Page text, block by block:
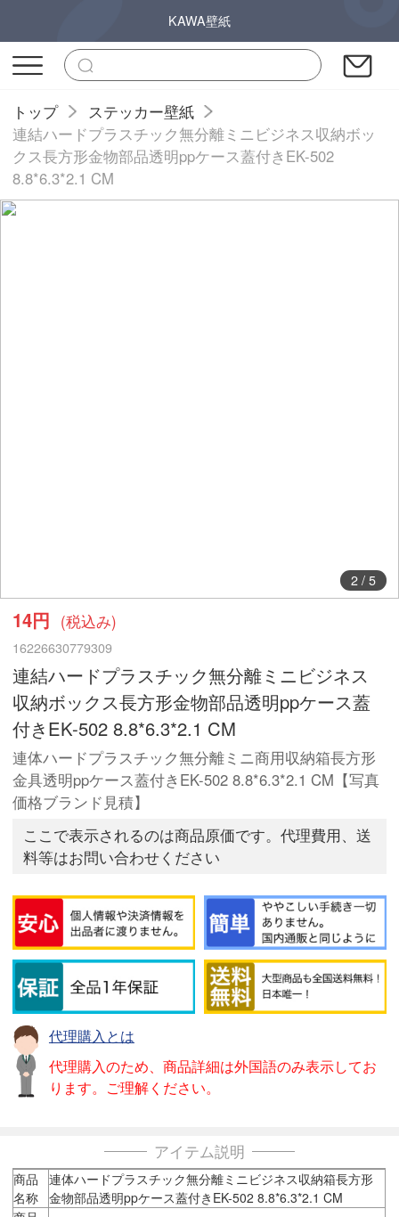
KAWA壁紙
トップ
ステッカー壁紙
連結ハードプラスチック無分離ミニビジネス収納ボッ
クス長方形金物部品透明ppケース蓋付きEK-502
8.8*6.3*2.1 CM
2/ 5
14円 (税込み)
16226630779309
連結ハードプラスチック無分離ミニビジネス
収納ボックス長方形金物部品透明ppケース蓋
付きEK-502 8.8*6.3*2.1 CM
連体ハードプラスチック無分離ミニ商用収納箱長方形
金具透明ppケース蓋付きEK-502 8.8*6.3*2.1 CM【写真
価格ブランド見積】
ここで表示されるのは商品原価です。代理費用、送
料等はお問い合わせください
代理購入とは
代理購入のため、商品詳細は外国語のみ表示してお
ります。ご理解ください。
アイテム説明
商品
名称
連体ハードプラスチック無分離ミニビジネス収納箱長方形
金物部品透明ppケース蓋付きEK-502 8.8*6.3*2.1 CM